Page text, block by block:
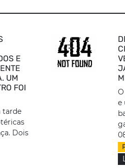
E
UM
FOI
tarde
Dois
e